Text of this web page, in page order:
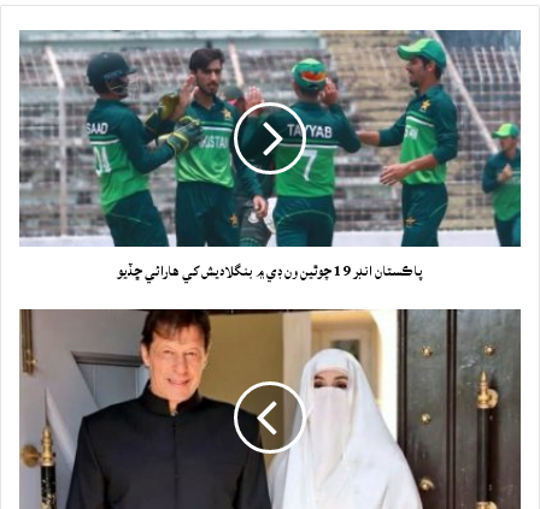
پاڪستان انڊر 19 چوٿين ون ڊي ۾ بنگلاديش کي هارائي ڇڏيو